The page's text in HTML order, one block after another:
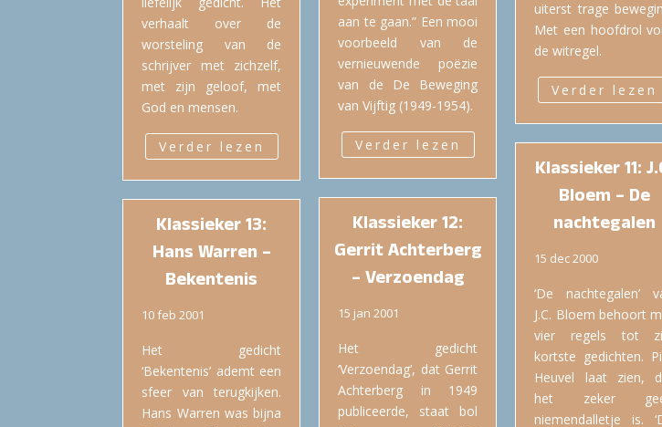
aan te gaan.” Een mooi
voorbeeld van de
vernieuwende poëzie
van de De Beweging
van Vijftig (1949-1954).
Verder lezen
verhaalt over de
worsteling van de
schrijver met zichzelf,
met zijn geloof, met
God en mensen.
Verder lezen
uiterst trage
Met een hoofdrol
de witregel.
Verder lezen
Klassieker 11:
Bloem – De
nachtegalen
15 dec 2000
‘De nachtegalen’
J.C. Bloem behoort
vier regels tot
kortste gedichten.
Heuvel laat zien,
het zeker
niemendalletje is.
Klassieker 12:
Gerrit Achterberg
– Verzoendag
15 jan 2001
Het gedicht
‘Verzoendag’, dat Gerrit
Achterberg in 1949
publiceerde, staat bol
Klassieker 13:
Hans Warren –
Bekentenis
10 feb 2001
Het gedicht
‘Bekentenis’ ademt een
sfeer van terugkijken.
Hans Warren was bijna